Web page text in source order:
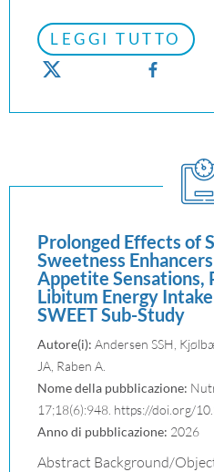
LEGGI TUTTO
Prolonged Effects of
Sweetness
Appetite Sensations,
Libitum Energy
SWEET Sub-Study
Autore(i): Andersen SSH,
JA, Raben A.
Nome della pubblicazione:
17;18(6):948. https://doi.org/
Anno di pubblicazione: 2026
Abstract Background/